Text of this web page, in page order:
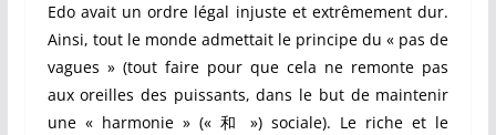
Edo avait un ordre légal injuste et extrêmement dur.
Ainsi, tout le monde admettait le principe du « pas de
vagues » (tout faire pour que cela ne remonte pas
aux oreilles des puissants, dans le but de maintenir
une « harmonie » (« 和 ») sociale). Le riche et le